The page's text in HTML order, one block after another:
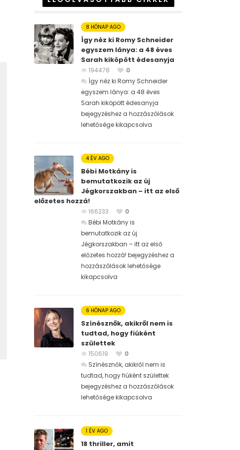
8 HÓNAP AGO
Így néz ki Romy Schneider
egyszem lánya: a 48 éves
Sarah kiköpött édesanyja
194478
0
Így néz ki Romy Schneider
egyszem lánya: a 48 éves
Sarah kiköpött édesanyja
bejegyzéshez a hozzászólások
lehetősége kikapcsolva
4 ÉV AGO
Bébi Motkány is
bemutatkozik az új
Jégkorszakban – itt az első
előzetes hozzá!
166233
0
Bébi Motkány is
bemutatkozik az új
Jégkorszakban – itt az első
előzetes hozzá! bejegyzéshez a
hozzászólások lehetősége
kikapcsolva
6 HÓNAP AGO
Színésznők, akikről nem is
tudtad, hogy fiúként
születtek
150619
0
Színésznők, akikről nem is
tudtad, hogy fiúként születtek
bejegyzéshez a hozzászólások
lehetősége kikapcsolva
1 ÉV AGO
18 thriller, amit